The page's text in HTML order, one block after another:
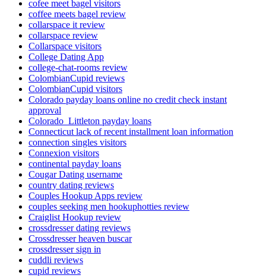
cofee meet bagel visitors
coffee meets bagel review
collarspace it review
collarspace review
Collarspace visitors
College Dating App
college-chat-rooms review
ColombianCupid reviews
ColombianCupid visitors
Colorado payday loans online no credit check instant
approval
Colorado_Littleton payday loans
Connecticut lack of recent installment loan information
connection singles visitors
Connexion visitors
continental payday loans
Cougar Dating username
country dating reviews
Couples Hookup Apps review
couples seeking men hookuphotties review
Craiglist Hookup review
crossdresser dating reviews
Crossdresser heaven buscar
crossdresser sign in
cuddli reviews
cupid reviews